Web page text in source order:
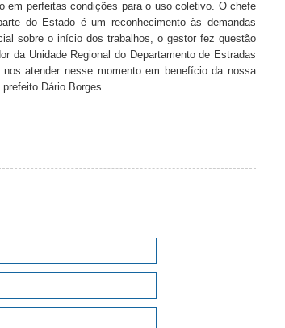
em perfeitas condições para o uso coletivo. O chefe
do Estado é um reconhecimento às demandas
sobre o início dos trabalhos, o gestor fez questão
da Unidade Regional do Departamento de Estradas
atender nesse momento em benefício da nossa
Dário Borges.